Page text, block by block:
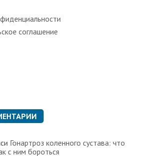
соглашение
Гонартроз коленного сустава: что
с ним бороться